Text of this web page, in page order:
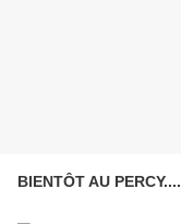
BIENTÔT AU PERCY....